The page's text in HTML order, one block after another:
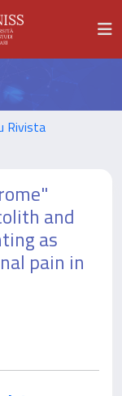
Rivista
and
as
pain in